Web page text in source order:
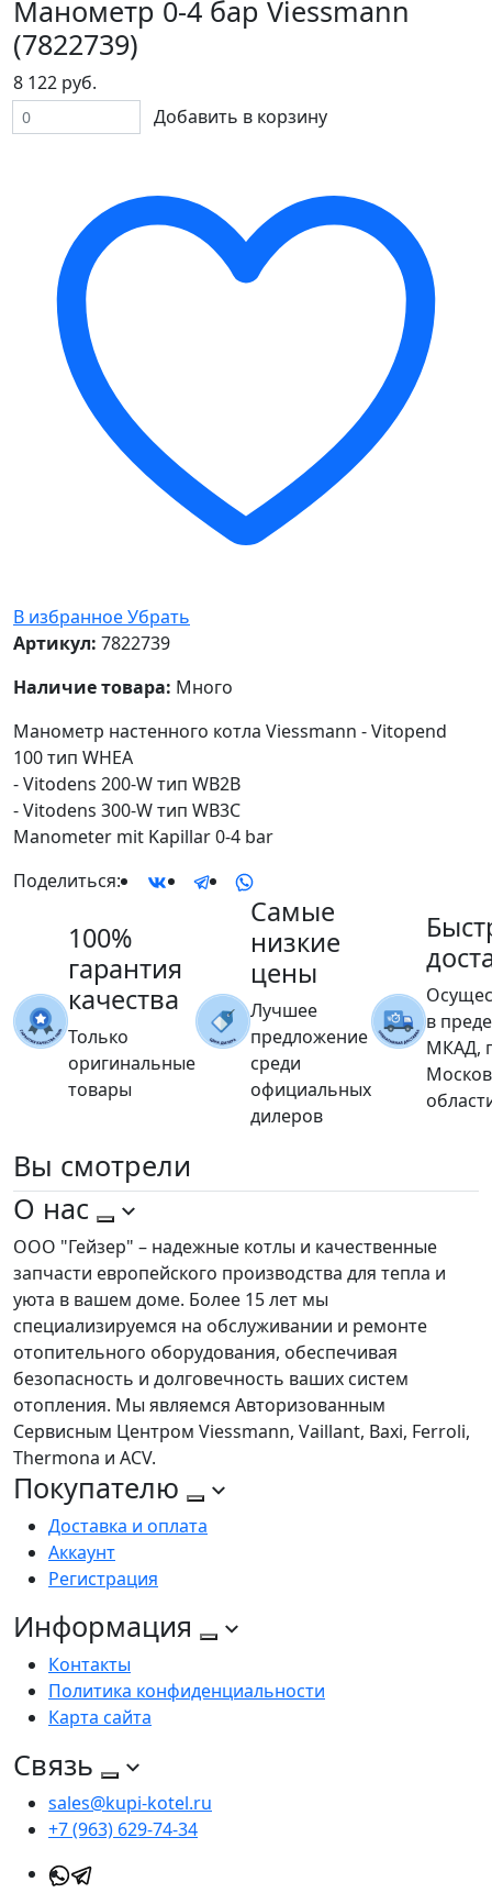
Манометр 0-4 бар Viessmann
(7822739)
8 122 руб.
Добавить в корзину
В избранноеУбрать
Артикул: 7822739
Наличие товара: Много
Манометр настенного котла Viessmann - Vitopend
100 тип WHEA
- Vitodens 200-W тип WB2B
- Vitodens 300-W тип WB3C
Manometer mit Kapillar 0-4 bar
Поделиться:
100%
гарантия
качества
Только
оригинальные
товары
Самые
низкие
цены
Лучшее
предложение
среди
официальных
дилеров
в
МКАД,
Вы смотрели
О нас
ООО "Гейзер" – надежные котлы и качественные
запчасти европейского производства для тепла и
уюта в вашем доме. Более 15 лет мы
специализируемся на обслуживании и ремонте
отопительного оборудования, обеспечивая
безопасность и долговечность ваших систем
отопления. Мы являемся Авторизованным
Сервисным Центром Viessmann, Vaillant, Baxi, Ferroli,
Thermona и ACV.
Покупателю
Доставка и оплата
Аккаунт
Регистрация
Информация
Контакты
Политика конфиденциальности
Карта сайта
Связь
sales@kupi-kotel.ru
+7 (963) 629-74-34